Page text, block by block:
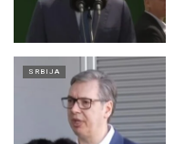
SRBIJA